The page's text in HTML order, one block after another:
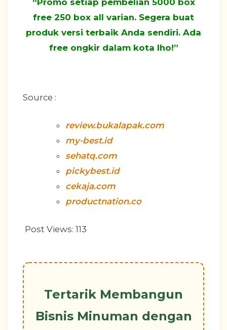
free 250 box all varian. Segera buat
produk versi terbaik Anda sendiri. Ada
free ongkir dalam kota lho!”
Source :
review.bukalapak.com
my-best.id
sehatq.com
pickybest.id
cekaja.com
productnation.co
Post Views: 113
Tertarik Membangun
Bisnis Minuman dengan